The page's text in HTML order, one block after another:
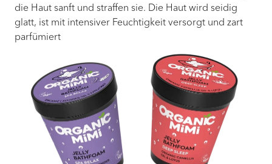
die Haut sanft und straffen sie. Die Haut wird seidig
glatt, ist mit intensiver Feuchtigkeit versorgt und zart
parfümiert